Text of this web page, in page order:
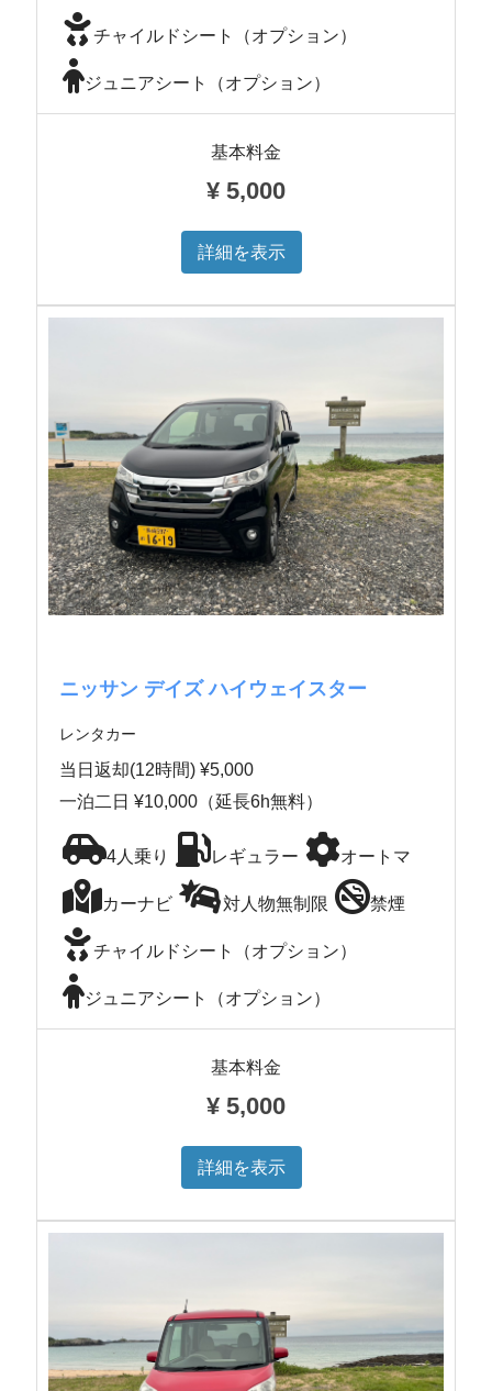
チャイルドシート（オプション）
ジュニアシート（オプション）
基本料金
¥ 5,000
詳細を表示
ニッサン デイズ ハイウェイスター
レンタカー
当日返却(12時間) ¥5,000
一泊二日 ¥10,000（延長6h無料）
4人乗り レギュラー オートマ
カーナビ 対人物無制限 禁煙
チャイルドシート（オプション）
ジュニアシート（オプション）
基本料金
¥ 5,000
詳細を表示